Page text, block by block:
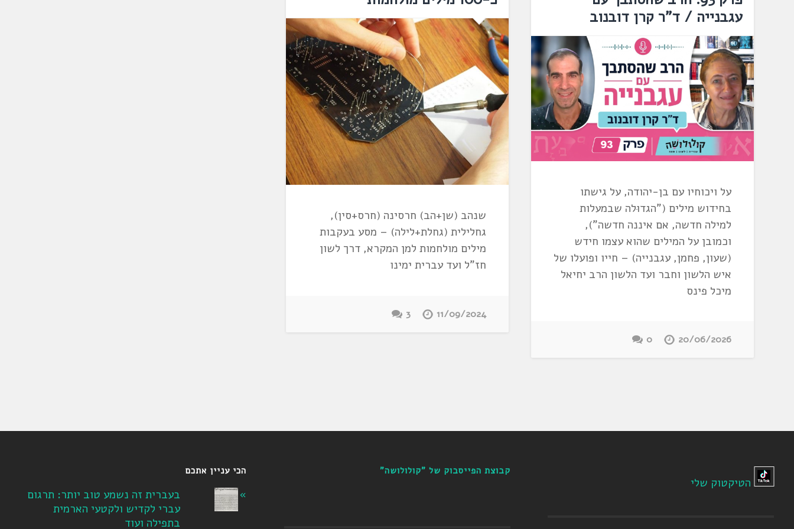
עגבנייה / ד"ר קרן דובנוב
על ויכוחיו עם בן-יהודה, על גישתו
בחידוש מילים ("הגדוּלה שבמעלות
למילה חדשה, אם איננה חדשה"),
וכמובן על המילים שהוא עצמו חידש
(שעון, פחמן, עגבנייה) – חייו ופועלו של
איש הלשון וחבר ועד הלשון הרב יחיאל
מיכל פינס
20/06/2026
0
שנהב (שן+הב) חרסינה (חרס+סין),
גחלילית (גחלת+לילה) – מסע בעקבות
מילים מולחמות למן המקרא, דרך לשון
חז"ל ועד עברית ימינו
11/09/2024
3
הטיקטוק שלי
קבוצת הפייסבוק של "קולולושה" הכי עניין אתכם
בעברית זה נשמע טוב יותר: תרגום
עברי לקדיש ולקטעי הארמית
בתפילה ועוד